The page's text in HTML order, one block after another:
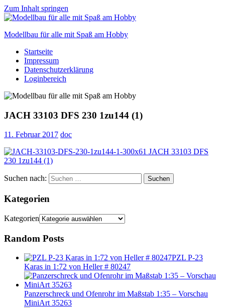
Zum Inhalt springen
Modellbau für alle mit Spaß am Hobby
Scale
modelling
to
Startseite
Impressum
Datenschutzerklärung
Loginbereich
JACH 33103 DFS 230 1zu144 (1)
11. Februar 2017 doc
Suchen nach: Suchen
Kategorien
Kategorien
Random Posts
PZL P-23
Karas in 1:72 von Heller # 80247
Panzerschreck und Ofenrohr im Maßstab 1:35 – Vorschau
MiniArt 35263